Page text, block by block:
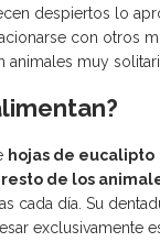
despiertos lo
con otros
animales muy
hojas de eucalipto
de los
cada día. Su
exclusivamente